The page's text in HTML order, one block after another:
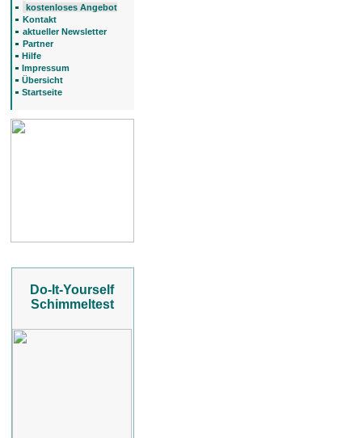
kostenloses Angebot
Kontakt
aktueller Newsletter
Partner
Hilfe
Impressum
Übersicht
Startseite
Do-It-Yourself
Schimmeltest